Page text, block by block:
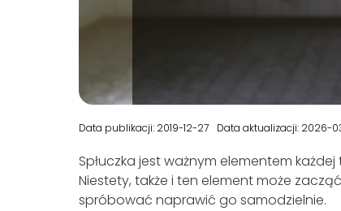
Data publikacji: 2019-12-27 Data aktualizacji: 2026-
Spłuczka jest ważnym elementem
Niestety, także i ten element może
spróbować naprawić go samodzielnie.